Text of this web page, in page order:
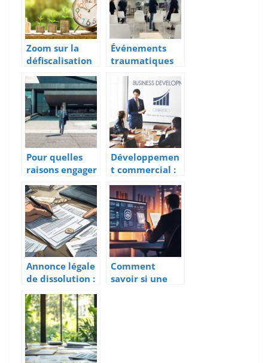
Zoom sur la
défiscalisation
immobilière en
Outre-mer
Événements
traumatiques
en entreprise :
quelles sont
leurs
répercussions
et les solutions
professionnelle
s possibles ?
Pour quelles
raisons engager
un avocat
d’entreprise ?
Développemen
t commercial :
quels
avantages de
faire appel à un
bureau d’étude
CDAC ?
Annonce légale
de dissolution :
le guide des
mentions
obligatoires
pour une
publication
conforme
Comment
savoir si une